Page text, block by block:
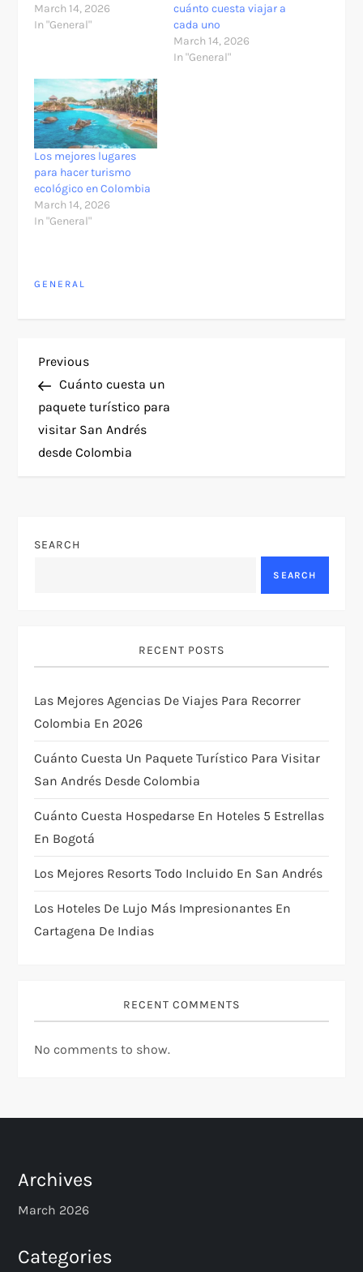
March 14, 2026
In "General"
cuánto cuesta viajar a
cada uno
March 14, 2026
In "General"
Los mejores lugares
para hacer turismo
ecológico en Colombia
March 14, 2026
In "General"
GENERAL
P
o
s
a
g
a
t
i
o
n
Previous
Post
Previous
Cuánto cuesta un
paquete turístico para
visitar San Andrés
desde Colombia
SEARCH
SEARCH
RECENT POSTS
Las Mejores Agencias De Viajes Para Recorrer
Colombia En 2026
Cuánto Cuesta Un Paquete Turístico Para Visitar
San Andrés Desde Colombia
Cuánto Cuesta Hospedarse En Hoteles 5 Estrellas
En Bogotá
Los Mejores Resorts Todo Incluido En San Andrés
Los Hoteles De Lujo Más Impresionantes En
Cartagena De Indias
RECENT COMMENTS
No comments to show.
Archives
March 2026
Categories